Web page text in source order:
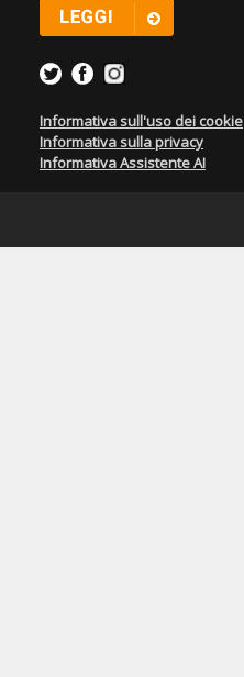
Informativa sull'uso dei cookie
Informativa sulla privacy
Informativa Assistente AI